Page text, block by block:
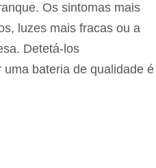
Os sintomas mais
luzes mais fracas ou a
Detetá-los
bateria de qualidade é